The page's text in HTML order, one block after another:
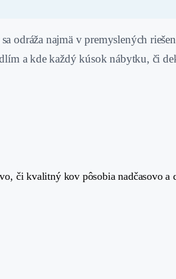
odráža najmä v premyslených
a kde každý kúsok nábytku, či
či kvalitný kov pôsobia nadčasovo a